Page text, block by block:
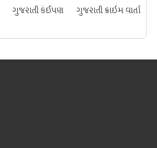
ગુજરાતી કંઈપણ ગુજરાતી ક્રાઇમ વાર્તા